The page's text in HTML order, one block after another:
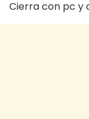
Cierra con pc y